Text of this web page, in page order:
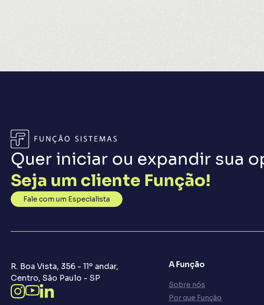
Quer iniciar ou expandir sua
Seja um cliente Função!
Fale com um Especialista
R. Boa Vista, 356 - 11º andar,
Centro, São Paulo - SP
A Função
Sobre nós
Por que Função